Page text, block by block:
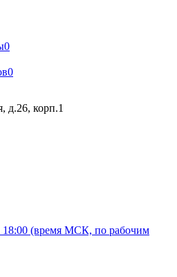
0
0
д.26, корп.1
18:00 (время МСК, по рабочим